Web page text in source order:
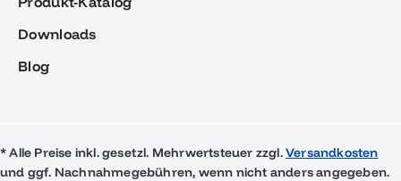
Downloads
Blog
* Alle Preise inkl. gesetzl. Mehrwertsteuer zzgl.Versandkosten
und ggf. Nachnahmegebühren, wenn nicht anders angegeben.